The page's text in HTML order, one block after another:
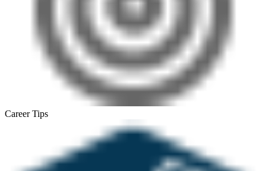
Career Tips